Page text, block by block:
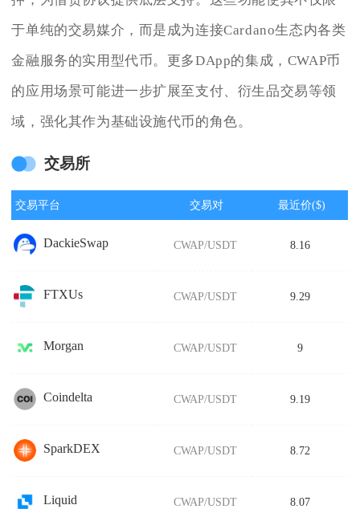
于单纯的交易媒介，而是成为连接Cardano生态内各类
金融服务的实用型代币。更多DApp的集成，CWAP币
的应用场景可能进一步扩展至支付、衍生品交易等领
域，强化其作为基础设施代币的角色。
交易所
交易平台 交易对 最近价($)
DackieSwap CWAP/USDT 8.16
FTXUs CWAP/USDT 9.29
Morgan CWAP/USDT 9
Coindelta CWAP/USDT 9.19
SparkDEX CWAP/USDT 8.72
Liquid CWAP/USDT 8.07